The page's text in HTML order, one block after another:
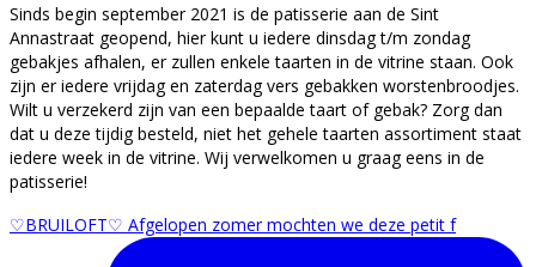
Sinds begin september 2021 is de patisserie aan de Sint
Annastraat geopend, hier kunt u iedere dinsdag t/m zondag
gebakjes afhalen, er zullen enkele taarten in de vitrine staan. Ook
zijn er iedere vrijdag en zaterdag vers gebakken worstenbroodjes.
Wilt u verzekerd zijn van een bepaalde taart of gebak? Zorg dan
dat u deze tijdig besteld, niet het gehele taarten assortiment staat
iedere week in de vitrine. Wij verwelkomen u graag eens in de
patisserie!
♡BRUILOFT♡ Afgelopen zomer mochten we deze petit f